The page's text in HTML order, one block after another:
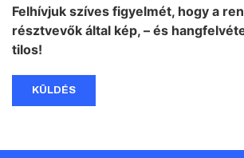
Felhívjuk szíves figyelmét, hogy a
résztvevők által kép, – és
tilos!
KÜLDÉS